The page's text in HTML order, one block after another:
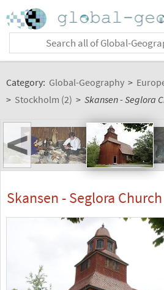
Category: Global-Geography >
> Stockholm (2) > Skansen - Seglora
<
Skansen - Seglora Church